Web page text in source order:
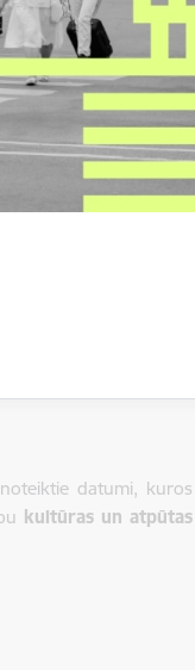
datumi, kuros
Esplanādēir:
datumi, kuros
kultūras un atpūtas